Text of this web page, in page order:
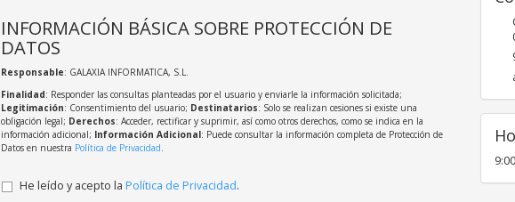
INFORMACIÓN BÁSICA SOBRE PROTECCIÓN DE
DATOS
Responsable: GALAXIA INFORMATICA, S.L.
Finalidad: Responder las consultas planteadas por el usuario y enviarle la información solicitada;
Legitimación: Consentimiento del usuario; Destinatarios: Solo se realizan cesiones si existe una
obligación legal; Derechos: Acceder, rectificar y suprimir, así como otros derechos, como se indica en la
información adicional; Información Adicional: Puede consultar la información completa de Protección de
Datos en nuestra Política de Privacidad
He leído y acepto la Política de Privacidad.